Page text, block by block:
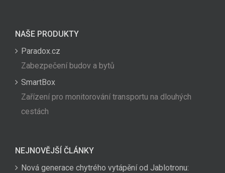
NAŠE PRODUKTY
Paradox.cz
Zabezpečení budov a bytů
SmartBox
Zařízení pro monitorování transportu na dlouhých
cestách
NEJNOVĚJŠÍ ČLÁNKY
Nová generace chytrého vytápění od Jablotronu: